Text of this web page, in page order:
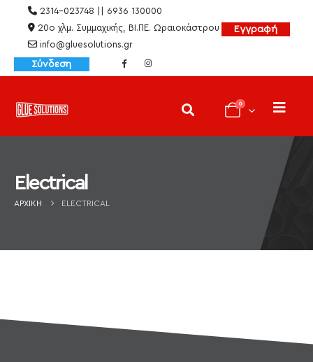
2314-023748 || 6936 130000
20ο χλμ. Συμμαχικής, ΒΙ.ΠΕ. Ωραιοκάστρου
info@gluesolutions.gr
Εγγραφή
Σύνδεση
0
Electrical
ΑΡΧΙΚΉ ELECTRICAL